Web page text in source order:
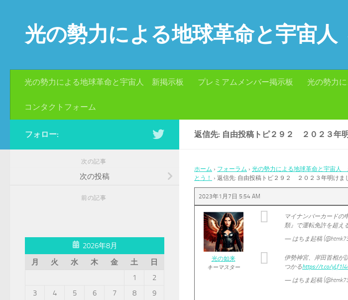
光の勢力による地球革命と宇宙人
光の勢力による地球革命と宇宙人 新掲示板 プレミアムメンバー掲示板 光の勢力
コンタクトフォーム
返信先: 自由投稿トピ２９２ ２０２３年
ホーム › フォーラム › 光の勢力による地球革命と宇宙人
とう！
› 返信先: 自由投稿トピ２９２ ２０２３年明けま
2023年1月7日 5:54 AM
光の如来
キーマスター
マイナンバーカードの
類』で運転免許を超え
— はちま起稿
伊勢神宮、岸田首相が
つかるhttps://t.co/
— はちま起稿
フォロー:
次の記事
次の投稿
前の記事
2026年8月
月
火 水 木 金 土
日
1
2
3
4 5 6 7 8
9